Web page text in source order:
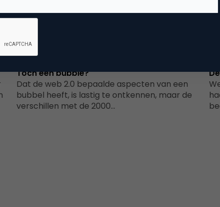
Data Analytics
Toch een bubble?
Dat de web 2.0 bepaalde aspecten van een
bubbel heeft, is lastig te ontkennen, maar de
verschillen met de 2000…